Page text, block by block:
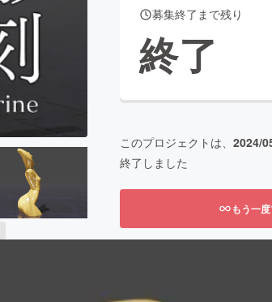
CAMPFIRE Creation
税
募集終了まで残り
終了
このプロジェクトは、 2024/
終了しました
もう一